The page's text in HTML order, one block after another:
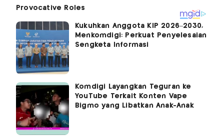
Kukuhkan Anggota KIP 2026–2030,
Menkomdigi: Perkuat Penyelesaian
Sengketa Informasi
Komdigi Layangkan Teguran ke
YouTube Terkait Konten Vape
Bigmo yang Libatkan Anak-Anak